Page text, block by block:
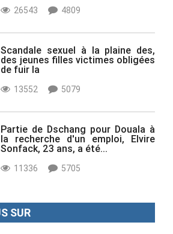
26543 4809
Scandale sexuel à la plaine des,
des jeunes filles victimes obligées
de fuir la
13552 5079
Partie de Dschang pour Douala à
la recherche d'un emploi, Elvire
Sonfack, 23 ans, a été...
11336 5705
SUR